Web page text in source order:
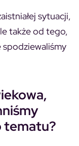
sytuacji,
także od tego,
spodziewaliśmy
tematu?